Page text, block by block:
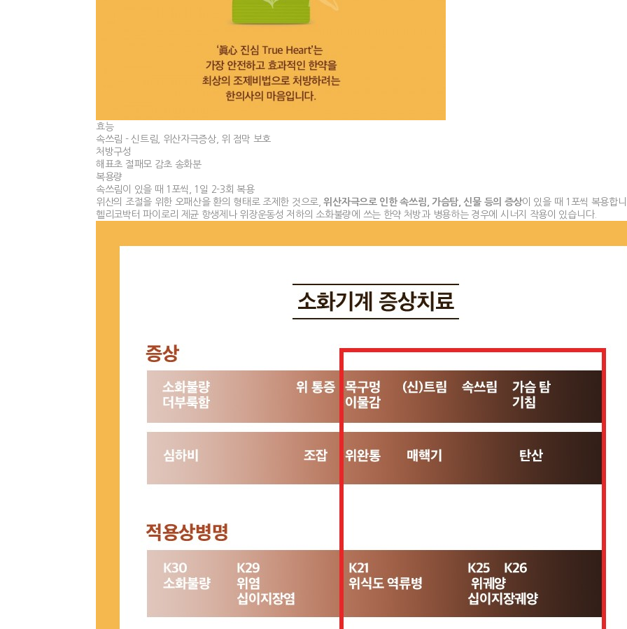
효능
속쓰림 - 신트림, 위산자극증상, 위 점막 보호
처방구성
해표초 절패모 감초 송화분
복용량
속쓰림이 있을 때 1포씩, 1일 2-3회 복용
위산의 조절을 위한 오패산을 환의 형태로 조제한 것으로,위산자극으로 인한 속쓰림, 가슴탐, 신물 등의 증상이 있을 때 1포씩 복용합
헬리코박터 파이로리 제균 항생제나 위장운동성 저하의 소화불량에 쓰는 한약 처방과 병용하는 경우에 시너지 작용이 있습니다.